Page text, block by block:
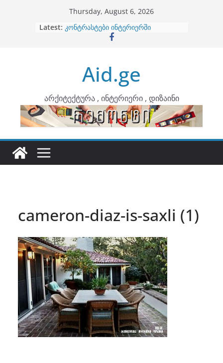
Thursday, August 6, 2026
Latest: ბინების გაერთიანება
კონტრასტები ინტერიერში
ინტერიერის დიზიანი
არტემიდი წარმოგიდგენთ
Aid.ge
არქიტექტურა , ინტერიერი , დიზაინი
cameron-diaz-is-saxli (1)